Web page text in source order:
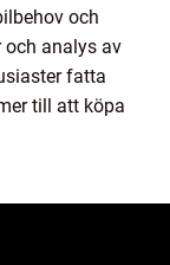
och
och analys av
fatta
till att köpa